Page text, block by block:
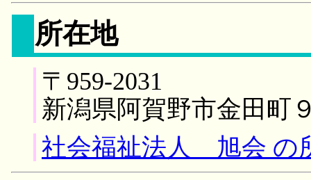
所在地
〒959-2031
新潟県阿賀野市金田町
社会福祉法人 旭会 の